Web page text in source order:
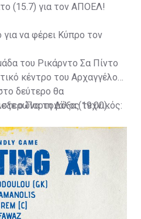
(15.7) για τον ΑΠΟΕΛ!
να φέρει Κύπρο τον
του Ρικάρντο Σα Πίντο
κέντρο του Αρχαγγέλου
δεύτερο θα
τη Δόξα (19:00).
ο Πορτογάλος τεχνικός: